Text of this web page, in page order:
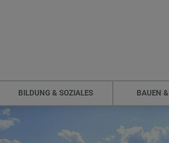
BILDUNG & SOZIALES BAUEN